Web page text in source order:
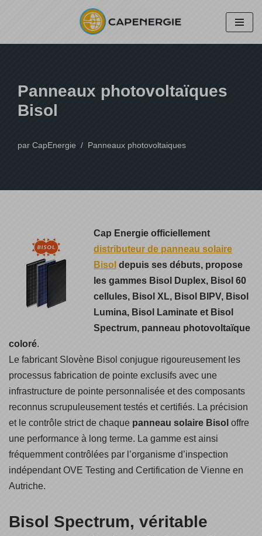
Panneaux photovoltaïques
Bisol
par CapEnergie Panneaux photovoltaiques
Cap Energie officiellement
distributeur de panneau solaire
Bisol depuis ses débuts, propose
les gammes Bisol Duplex, Bisol 60
cellules, Bisol XL, Bisol BIPV, Bisol
Lumina, Bisol Laminate et Bisol
Spectrum, panneau photovoltaïque
coloré.
Le fabricant Slovène Bisol conjugue rigoureusement les
processus fabrication de pointe exclusifs avec une
infrastructure de pointe personnalisée et des composants
reconnus scrupuleusement testés et certifiés. La précision
et le contrôle strict de chaque panneau solaire Bisol offre
une performance à long terme. La gamme est ainsi
fréquemment contrôlées par l’organisme d’inspection
indépendant OVE Testing and Certification de Vienne en
Autriche.
Bisol Spectrum, véritable